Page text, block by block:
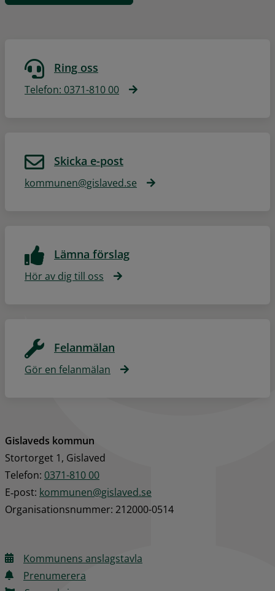
Ring oss
Telefon: 0371-810 00
Skicka e-post
kommunen@gislaved.se
Lämna förslag
Hör av dig till oss
Felanmälan
Gör en felanmälan
Gislaveds kommun
Stortorget 1, Gislaved
Telefon: 0371-810 00
E‑post: kommunen@gislaved.se
Organisationsnummer: 212000-0514
Kommunens anslagstavla
Prenumerera